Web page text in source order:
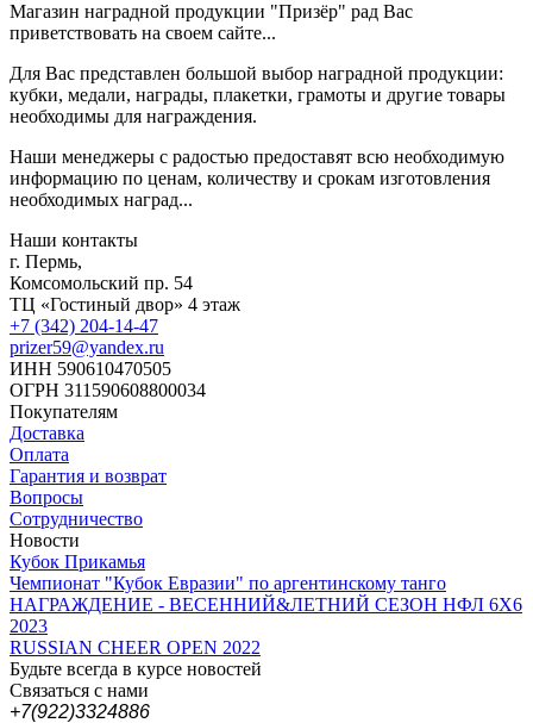
Магазин наградной продукции "Призёр" рад Вас
приветствовать на своем сайте...
Для Вас представлен большой выбор наградной продукции:
кубки, медали, награды, плакетки, грамоты и другие товары
необходимы для награждения.
Наши менеджеры с радостью предоставят всю необходимую
информацию по ценам, количеству и срокам изготовления
необходимых наград...
Наши контакты
г. Пермь,
Комсомольский пр. 54
ТЦ «Гостиный двор» 4 этаж
+7 (342) 204-14-47
prizer59@yandex.ru
ИНН 590610470505
ОГРН 311590608800034
Покупателям
Доставка
Оплата
Гарантия и возврат
Вопросы
Сотрудничество
Новости
Кубок Прикамья
Чемпионат "Кубок Евразии" по аргентинскому танго
НАГРАЖДЕНИЕ - ВЕСЕННИЙ&ЛЕТНИЙ СЕЗОН НФЛ 6Х6
2023
RUSSIAN CHEER OPEN 2022
Будьте всегда в курсе новостей
Связаться с нами
+7(922)3324886